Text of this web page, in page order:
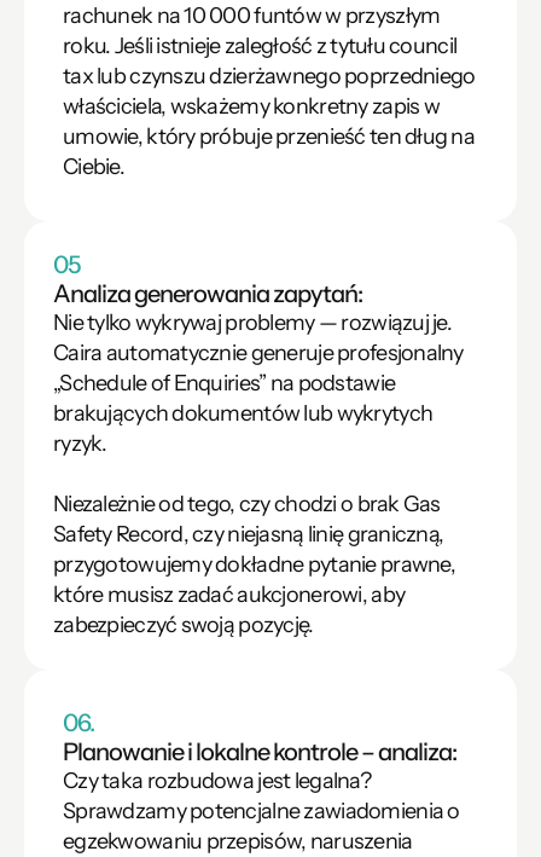
rachunek na 10 000 funtów w przyszłym
roku. Jeśli istnieje zaległość z tytułu council
tax lub czynszu dzierżawnego poprzedniego
właściciela, wskażemy konkretny zapis w
umowie, który próbuje przenieść ten dług na
Ciebie.
05
Analiza generowania zapytań:
Nie tylko wykrywaj problemy — rozwiązuj je.
Caira automatycznie generuje profesjonalny
„Schedule of Enquiries” na podstawie
brakujących dokumentów lub wykrytych
ryzyk.
Niezależnie od tego, czy chodzi o brak Gas
Safety Record, czy niejasną linię graniczną,
przygotowujemy dokładne pytanie prawne,
które musisz zadać aukcjonerowi, aby
zabezpieczyć swoją pozycję.
06.
Planowanie i lokalne kontrole – analiza:
Czy taka rozbudowa jest legalna?
Sprawdzamy potencjalne zawiadomienia o
egzekwowaniu przepisów, naruszenia